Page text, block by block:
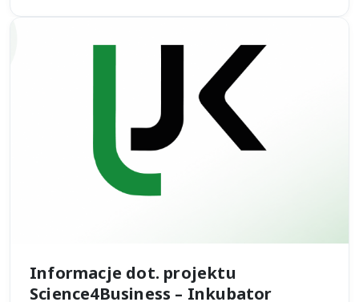
Informacje dot. projektu
Science4Business – Inkubator